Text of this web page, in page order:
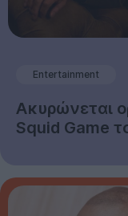
Entertainment
Ακυρώνεται
Squid Game